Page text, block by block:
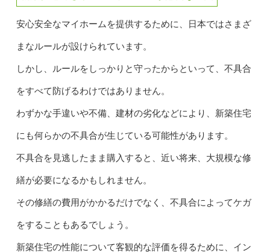
安心安全なマイホームを提供するために、日本ではさまざ
まなルールが設けられています。
しかし、ルールをしっかりと守ったからといって、不具合
をすべて防げるわけではありません。
わずかな手違いや不備、建材の劣化などにより、新築住宅
にも何らかの不具合が生じている可能性があります。
不具合を見逃したまま購入すると、近い将来、大規模な修
繕が必要になるかもしれません。
その修繕の費用がかかるだけでなく、不具合によってケガ
をすることもあるでしょう。
新築住宅の性能について客観的な評価を得るために、イン